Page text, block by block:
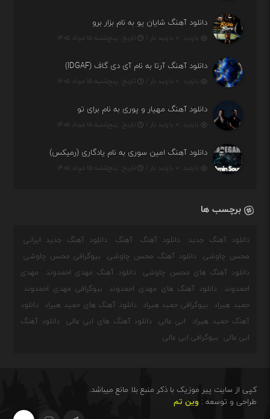
دانلود آهنگ شایان یو به نام بزار برو
بازدید : ۰ بازدید بار / تاریخ : پنج‌شنبه ۱۵ مرداد ۱۴۰۵
دانلود آهنگ آرتا به نام آی دی گاف (IDGAF)
بازدید : ۰ بازدید بار / تاریخ : پنج‌شنبه ۱۵ مرداد ۱۴۰۵
دانلود آهنگ مهیار و پوری به نام برای تو
بازدید : ۰ بازدید بار / تاریخ : پنج‌شنبه ۱۵ مرداد ۱۴۰۵
دانلود آهنگ امین سوری به نام یادگاری (رمیکس)
بازدید : ۰ بازدید بار / تاریخ : پنج‌شنبه ۱۵ مرداد ۱۴۰۵
برچسب ها
دانلود آهنگ جدید دانلود آهنگ آهنگ
دانلود آهنگ جدید ایرانی
محسن چاوشی
دانلود آهنگ محسن چاوشی
بیوگرافی محسن چاوشی
دانلود آهنگ های محسن چاوشی
دانلود آهنگ مهدی احمدوند
مهدی
احمدوند
دانلود آهنگ های مهدی احمدوند
بیوگرافی مهدی احمدوند
حمید هیراد
بیوگرافی حمید هیراد دانلود آهنگ های حمید هیراد
دانلود
آهنگ حمید هیراد
ابی عالی دانلود آهنگ های ابی عالی
دانلود آهنگ
ابی عالی
بیوگرافی ابی عالی
کپی از سایت پیر موزیک با ذکر منبع بلا مانع میباشد.
طراحی و توسعه :وین تم